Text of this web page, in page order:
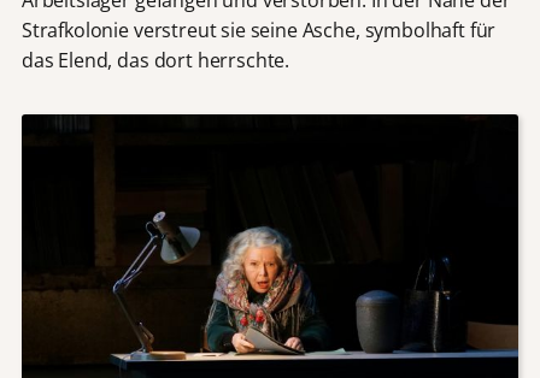
Strafkolonie verstreut sie seine Asche, symbolhaft für
das Elend, das dort herrschte.